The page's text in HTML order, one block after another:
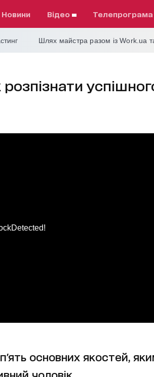
Новини відео телепрограма
Шлях майстра разом із Work.ua
основних якостей,
чоловік.